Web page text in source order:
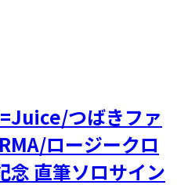
つばきファ
ロージークロ
念 直筆ソロサイン